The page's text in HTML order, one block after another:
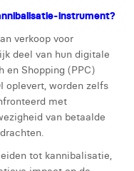
instrument?
verkoop voor
deel van hun digitale
en Shopping (PPC)
oplevert, worden zelfs
met
van betaalde
tot kannibalisatie,